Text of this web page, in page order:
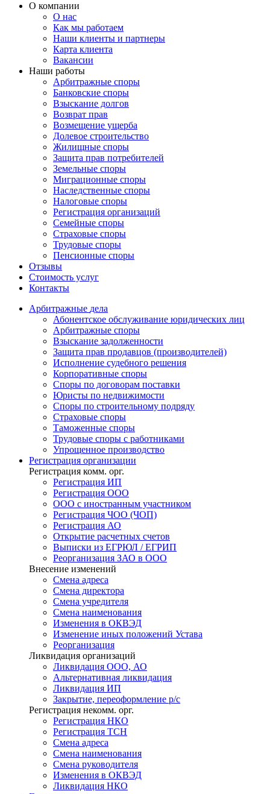
О компании
О нас
Как мы работаем
Наши клиенты и партнеры
Карта клиента
Вакансии
Наши работы
Арбитражные споры
Банковские споры
Взыскание долгов
Возврат прав
Возмещение ущерба
Долевое строительство
Жилищные споры
Защита прав потребителей
Земельные споры
Миграционные споры
Наследственные споры
Налоговые споры
Регистрация организаций
Семейные споры
Страховые споры
Трудовые споры
Пенсионные споры
Отзывы
Стоимость услуг
Контакты
Арбитражные дела
Абонентское обслуживание юридических лиц
Арбитражные споры
Взыскание задолженности
Защита прав продавцов (производителей)
Исполнение судебного решения
Корпоративные споры
Споры по договорам поставки
Юристы по недвижимости
Споры по строительному подряду
Страховые споры
Таможенные споры
Трудовые споры с работниками
Упрощенное производство
Регистрация организации
Регистрация комм. орг.
Регистрация ИП
Регистрация ООО
ООО с иностранным участником
Регистрация ЧОО (ЧОП)
Регистрация АО
Открытие расчетных счетов
Выписки из ЕГРЮЛ / ЕГРИП
Реорганизация ЗАО в ООО
Внесение изменений
Смена адреса
Смена директора
Cмена учредителя
Смена наименования
Изменения в ОКВЭД
Изменение иных положений Устава
Реорганизация
Ликвидация организаций
Ликвидация ООО, АО
Альтернативная ликвидация
Ликвидация ИП
Закрытие, переоформление р/с
Регистрация некомм. орг.
Регистрация НКО
Регистрация ТСН
Смена адреса
Смена наименования
Смена руководителя
Изменения в ОКВЭД
Ликвидация НКО